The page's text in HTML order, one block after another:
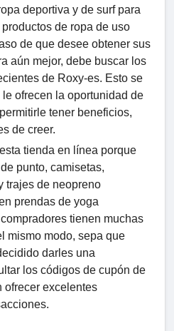
deportiva y de surf para
de ropa de uso
de que desee obtener sus
aún mejor, debe buscar los
de Roxy-es. Esto se
ofrecen la oportunidad de
tener beneficios,
de creer.
tienda en línea porque
punto, camisetas,
trajes de neopreno
prendas de yoga
tienen muchas
mismo modo, sepa que
darles una
los códigos de cupón de
ofrecer excelentes